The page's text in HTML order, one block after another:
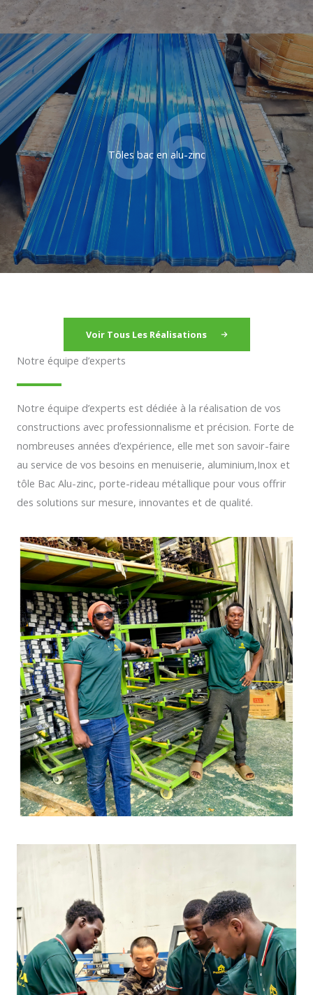
Tôles bac en alu-zinc
06
Voir Tous Les Réalisations
Notre équipe d’experts
Notre équipe d’experts est dédiée à la réalisation de vos
constructions avec professionnalisme et précision. Forte de
nombreuses années d’expérience, elle met son savoir-faire
au service de vos besoins en menuiserie, aluminium,Inox et
tôle Bac Alu-zinc, porte-rideau métallique pour vous offrir
des solutions sur mesure, innovantes et de qualité.